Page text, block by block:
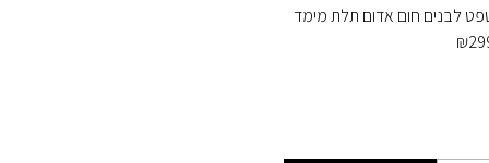
לבנים חום אדום תלת מימד
₪